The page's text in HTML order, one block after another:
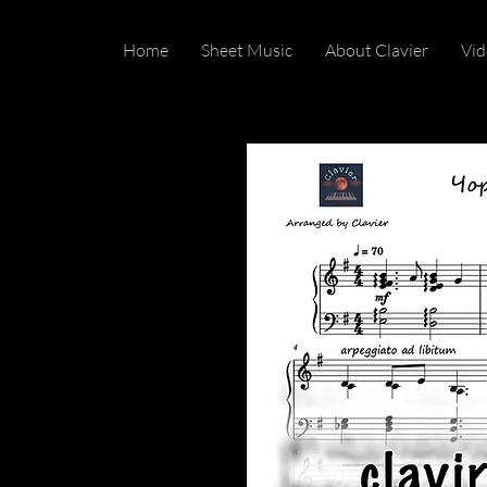
Home Sheet Music About Clavier